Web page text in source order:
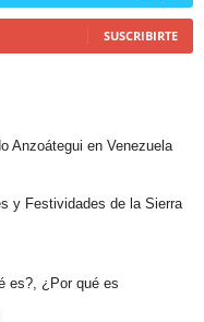
SUSCRIBIRTE
Anzoátegui en Venezuela
y Festividades de la Sierra
es?, ¿Por qué es